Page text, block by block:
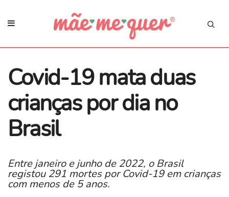
Covid-19 mata duas
crianças por dia no
Brasil
Entre janeiro e junho de 2022, o Brasil
registou 291 mortes por Covid-19 em crianças
com menos de 5 anos.